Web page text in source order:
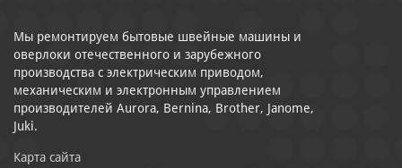
Мы ремонтируем бытовые швейные машины и
оверлоки отечественного и зарубежного
производства с электрическим приводом,
механическим и электронным управлением
производителей Aurora, Bernina, Brother, Janome,
Juki.
Карта сайта